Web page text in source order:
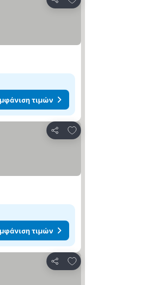
Κοινοποίηση
τιμών
Κοινοποίηση
Προσθήκη στα αγαπημένα
τιμών
Κοινοποίηση
Προσθήκη στα αγαπημένα